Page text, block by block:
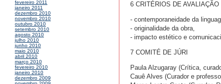
fevereiro 2011
janeiro 2011
dezembro 2010
novembro 2010
outubro 2010
setembro 2010
agosto 2010
julho 2010
junho 2010
maio 2010
abril 2010
março 2010
fevereiro 2010
janeiro 2010
dezembro 2009
6 CRITÉRIOS DE AVALIAÇÃO
- contemporaneidade da
- originalidade da obra,
- impacto estético e
7 COMITÉ DE JÚRI
Paula Alzugaray (Crítica,
Cauê Alves (Curador e